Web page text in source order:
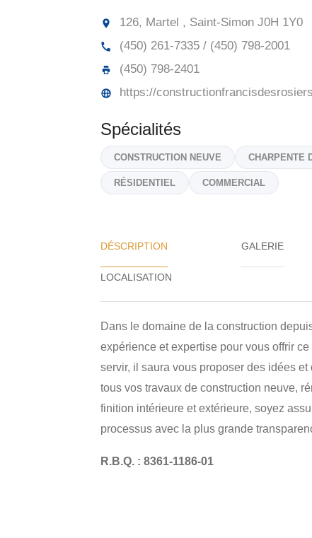
126, Martel , Saint-Simon J0H 1Y0
(450) 261-7335 / (450) 798-2001
(450) 798-2401
https://
Spécialités
CONSTRUCTION NEUVE CHARPENTE
RÉSIDENTIEL COMMERCIAL
DÉSCRIPTION GALERIE
Dans le domaine de la construction
expérience et expertise pour vous offrir
servir, il saura vous proposer des idées
tous vos travaux de construction neuve,
finition intérieure et extérieure, soyez
processus avec la plus grande
R.B.Q. : 8361-1186-01